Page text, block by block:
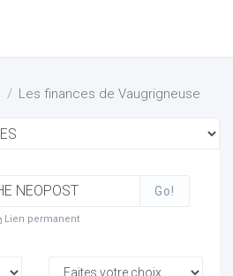
Les finances de Vaugrigneuse
Go!
Lien permanent